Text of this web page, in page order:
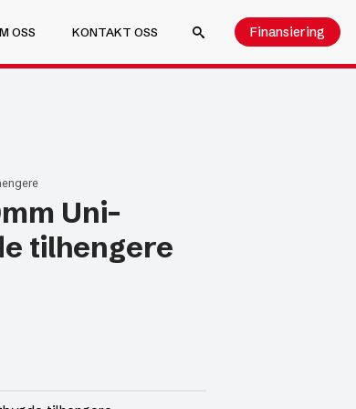
OSS
KONTAKT OSS
Finansiering
Uni-
tilhengere